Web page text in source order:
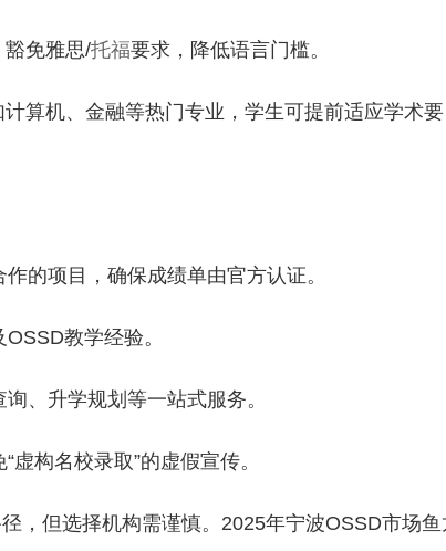
豁免雅思/托福要求，降低语言门槛。
算机、金融等热门专业，学生可提前适应学术要
的项目，确保成绩单由官方认证。
教学经验。
、升学规划等一站式服务。
构名校录取”的虚假宣传。
，但选择机构需谨慎。2025年宁波OSSD市场鱼